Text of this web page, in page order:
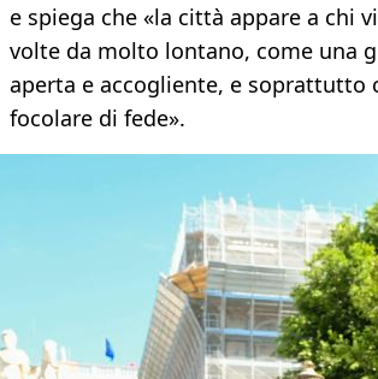
e spiega che «la città appare a chi
volte da molto lontano, come una
aperta e accogliente, e soprattutto
focolare di fede».